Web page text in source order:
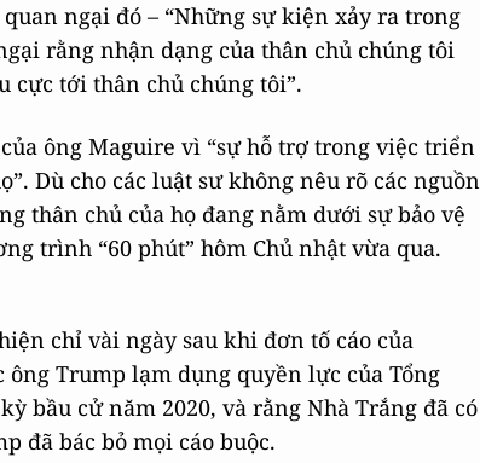
ngại đó – “Những sự kiện xảy ra trong
rằng nhận dạng của thân chủ chúng tôi
cực tới thân chủ chúng tôi”.
ông Maguire vì “sự hỗ trợ trong việc triển
Dù cho các luật sư không nêu rõ các nguồn
thân chủ của họ đang nằm dưới sự bảo vệ
trình “60 phút” hôm Chủ nhật vừa qua.
chỉ vài ngày sau khi đơn tố cáo của
ông Trump lạm dụng quyền lực của Tổng
bầu cử năm 2020, và rằng Nhà Trắng đã có
đã bác bỏ mọi cáo buộc.